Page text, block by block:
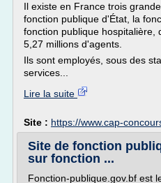
Il existe en France trois
fonction publique d'État, la
fonction publique hospitalière,
5,27 millions d'agents.
Ils sont employés, sous des
services...
Lire la suite
Site : https://www.cap-
Site de fonction
sur fonction ...
Fonction-publique.gov.bf est